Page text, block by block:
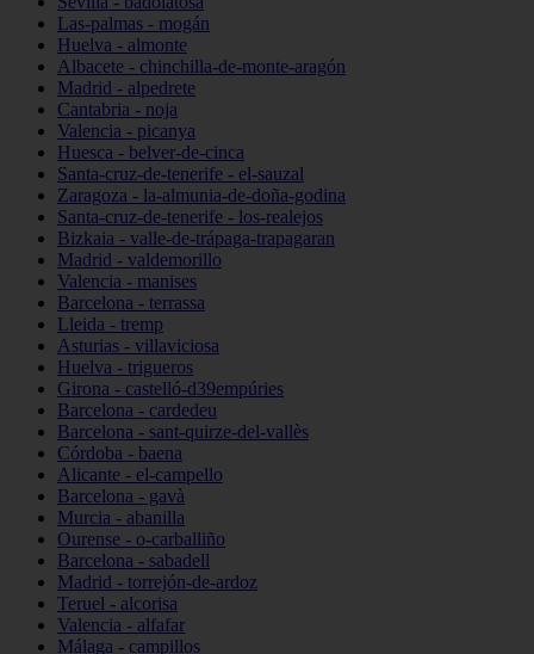
Las-palmas - mogán
Huelva - almonte
Albacete - chinchilla-de-monte-aragón
Madrid - alpedrete
Cantabria - noja
Valencia - picanya
Huesca - belver-de-cinca
Santa-cruz-de-tenerife - el-sauzal
Zaragoza - la-almunia-de-doña-godina
Santa-cruz-de-tenerife - los-realejos
Bizkaia - valle-de-trápaga-trapagaran
Madrid - valdemorillo
Valencia - manises
Barcelona - terrassa
Lleida - tremp
Asturias - villaviciosa
Huelva - trigueros
Girona - castelló-d39empúries
Barcelona - cardedeu
Barcelona - sant-quirze-del-vallès
Córdoba - baena
Alicante - el-campello
Barcelona - gavà
Murcia - abanilla
Ourense - o-carballiño
Barcelona - sabadell
Madrid - torrejón-de-ardoz
Teruel - alcorisa
Valencia - alfafar
Málaga - campillos